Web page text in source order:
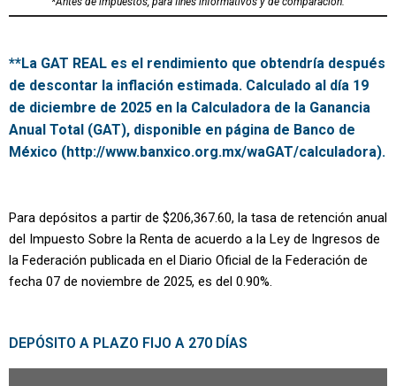
**La GAT REAL es el rendimiento que obtendría después
de descontar la inflación estimada. Calculado al día 19
de diciembre de 2025 en la Calculadora de la Ganancia
Anual Total (GAT), disponible en página de Banco de
México (http://www.banxico.org.mx/waGAT/calculadora).
Para depósitos a partir de $206,367.60, la tasa de retención anual
del Impuesto Sobre la Renta de acuerdo a la Ley de Ingresos de
la Federación publicada en el Diario Oficial de la Federación de
fecha 07 de noviembre de 2025, es del 0.90%.
DEPÓSITO A PLAZO FIJO A 270 DÍAS